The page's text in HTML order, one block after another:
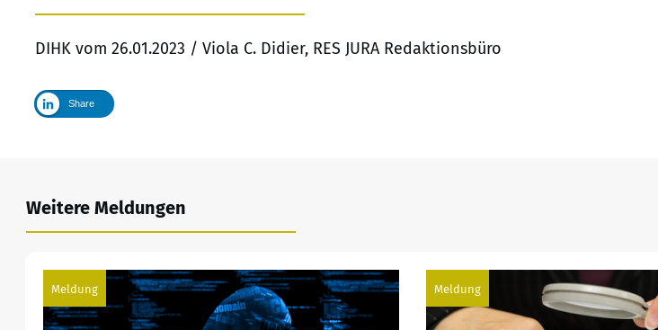
DIHK vom 26.01.2023 / Viola C. Didier, RES JURA Redaktionsbüro
Share
Weitere Meldungen
Meldung Meldung